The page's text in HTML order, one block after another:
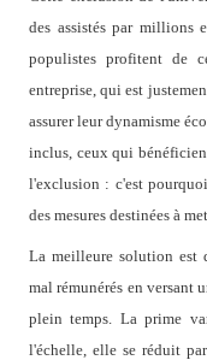
des assistés par millions
populistes profitent de
entreprise, qui est
assurer leur dynamisme
inclus, ceux qui
l'exclusion : c'est
des mesures destinées à
La meilleure solution est
mal rémunérés en versant
plein temps. La prime
l'échelle, elle se réduit